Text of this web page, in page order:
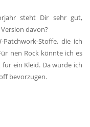
steht Dir sehr gut,
davon?
Patchwork-Stoffe, die ich
nen Rock könnte ich es
ein Kleid. Da würde ich
bevorzugen.